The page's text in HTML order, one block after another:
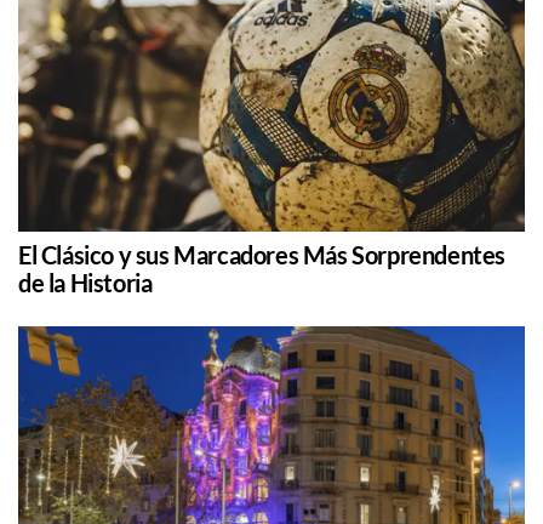
El Clásico y sus Marcadores Más Sorprendentes
de la Historia